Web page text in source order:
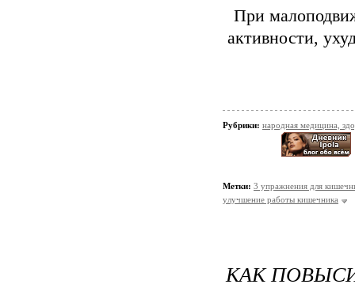
При
активности,
Рубрики: народная медицина,
Метки: 3 упражнения для
улучшение работы кишечника
КАК